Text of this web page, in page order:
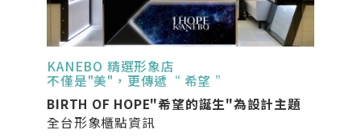
KANEBO 精選形象店
不僅是"美"，更傳遞“ 希望 ”
BIRTH OF HOPE"希望的誕生"為設計主題
全台形象櫃點資訊